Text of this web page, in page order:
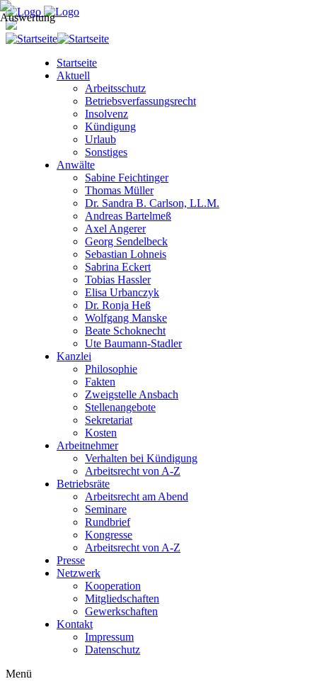
Startseite
Aktuell
Arbeitsschutz
Betriebsverfassungsrecht
Insolvenz
Kündigung
Urlaub
Sonstiges
Anwälte
Sabine Feichtinger
Thomas Müller
Dr. Sandra B. Carlson, LL.M.
Andreas Bartelmeß
Axel Angerer
Georg Sendelbeck
Sebastian Lohneis
Sabrina Eckert
Tobias Hassler
Elisa Urbanczyk
Dr. Ronja Heß
Wolfgang Manske
Beate Schoknecht
Ute Baumann-Stadler
Kanzlei
Philosophie
Fakten
Zweigstelle Ansbach
Stellenangebote
Sekretariat
Kosten
Arbeitnehmer
Verhalten bei Kündigung
Arbeitsrecht von A-Z
Betriebsräte
Arbeitsrecht am Abend
Seminare
Rundbrief
Kongresse
Arbeitsrecht von A-Z
Presse
Netzwerk
Kooperation
Mitgliedschaften
Gewerkschaften
Kontakt
Impressum
Datenschutz
Menü